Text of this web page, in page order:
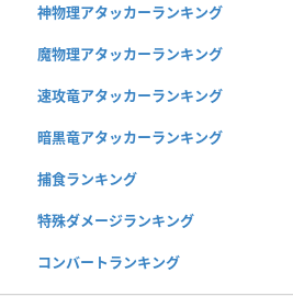
神物理アタッカーランキング
魔物理アタッカーランキング
速攻竜アタッカーランキング
暗黒竜アタッカーランキング
捕食ランキング
特殊ダメージランキング
コンバートランキング